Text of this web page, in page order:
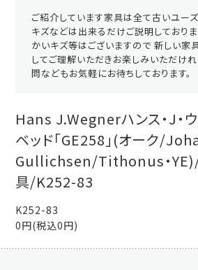
ご紹介しています家具は全て古いユー
キズなどは出来るだけご説明しており
かいキズ等はございますので 新しい家
してご理解いただきお楽しみいただけれ
問などもお気軽にお待ちしております。
Hans J.Wegnerハンス・J・
ベッド「GE258」(オーク/
Gullichsen/Tithonus・YE)/
具/K252-83
K252-83
0円(税込0円)